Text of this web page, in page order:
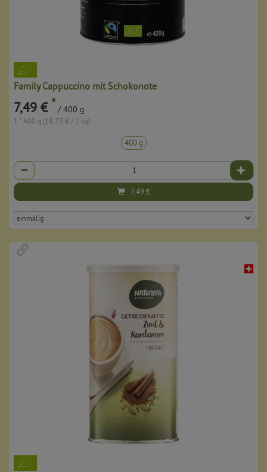
Family Cappuccino mit Schokonote
7,49 € * / 400 g
1 * 400 g (18,73 € / 1 kg)
400 g
Anzahl
7,49€